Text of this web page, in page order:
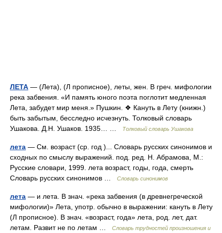
ЛЕТА — (Лета), (Л прописное), леты, жен. В греч. мифологии
река забвения. «И память юного поэта поглотит медленная
Лета, забудет мир меня.» Пушкин. ❖ Кануть в Лету (книжн.)
быть забытым, бесследно исчезнуть. Толковый словарь
Ушакова. Д.Н. Ушаков. 1935… …
Толковый словарь Ушакова
лета — См. возраст (ср. год )... Словарь русских синонимов и
сходных по смыслу выражений. под. ред. Н. Абрамова, М.:
Русские словари, 1999. лета возраст, годы, года, смерть
Словарь русских синонимов …
Словарь синонимов
лета — и лета. В знач. «река забвения (в древнегреческой
мифологии)» Лета, употр. обычно в выражении: кануть в Лету
(Л прописное). В знач. «возраст, года» лета, род. лет, дат.
летам. Развит не по летам …
Словарь трудностей произношения и